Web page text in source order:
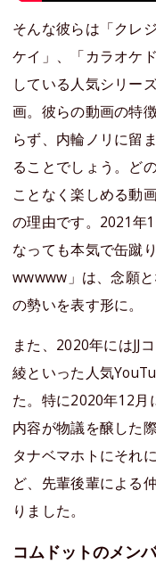
そんな彼らは「クレ
ケイ」、「カラオケ
している人気シリー
画。彼らの動画の特
らず、内輪ノリに留
ることでしょう。ど
ことなく楽しめる動
の理由です。2021年
なっても本気で缶蹴
wwwww」は、念願
の勢いを表す形に。
また、2020年にはJJ
綾といった人気
た。特に2020年12月
内容が物議を醸した
タナベマホトにそれ
ど、先輩後輩による
りました。
コムドットのメン